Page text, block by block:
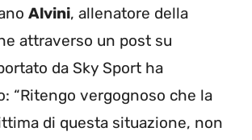
Alvini, allenatore della
attraverso un post su
da Sky Sport ha
“Ritengo vergognoso che la
di questa situazione, non